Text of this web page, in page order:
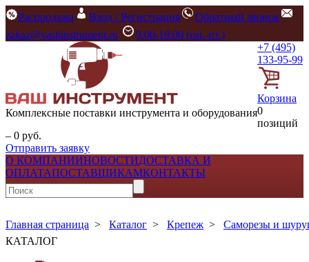
Распродажа Вход / Регистрация
Обратный звонок
zakaz@vashinstrument.ru
9:00-18:00 (пн.-пт.)
Комплексные поставки инструмента и оборудования
+7 (495)
133-95-99
Корзина
0
позиций
– 0 руб.
Отправить заявку
О КОМПАНИИНОВОСТИДОСТАВКА И
ОПЛАТАПОСТАВЩИКАМКОНТАКТЫ
Главная страница > Каталог > Крепеж > Саморезы и
КАТАЛОГ